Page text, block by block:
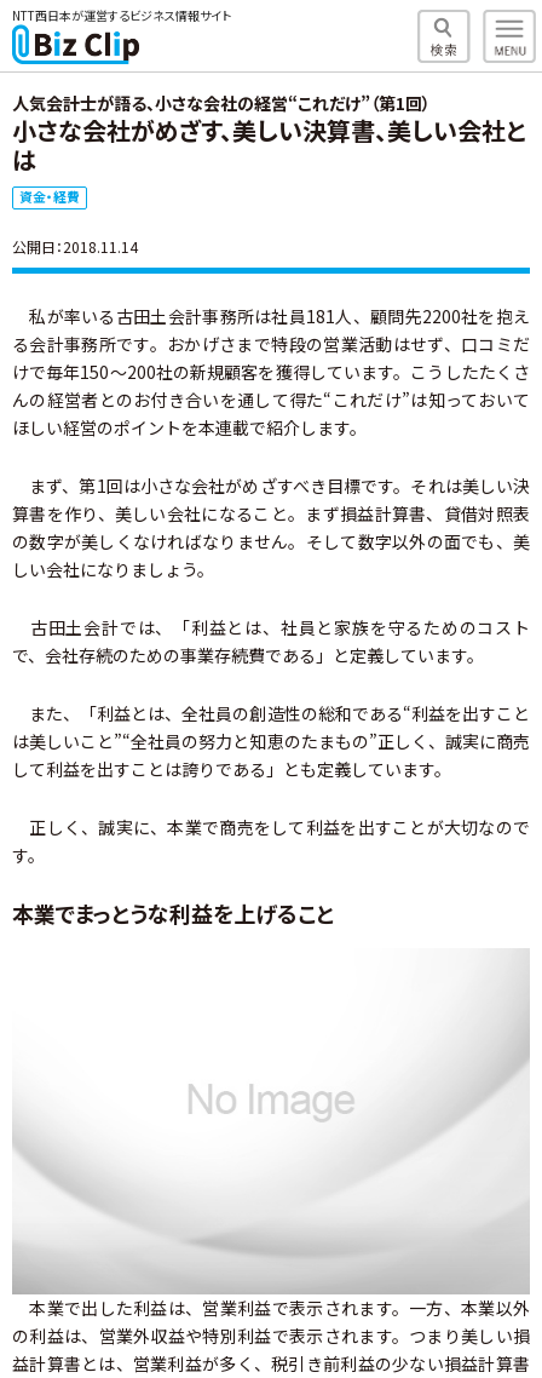
NTT西日本が運営するビジネス情報サイト
人気会計士が語る、小さな会社の経営“これだけ”（第1回）
小さな会社がめざす、美しい決算書、美しい会社と
は
資金・経費
公開日：2018.11.14
私が率いる古田土会計事務所は社員181人、顧問先2200社を抱え
る会計事務所です。おかげさまで特段の営業活動はせず、口コミだ
けで毎年150～200社の新規顧客を獲得しています。こうしたたくさ
んの経営者とのお付き合いを通して得た“これだけ”は知っておいて
ほしい経営のポイントを本連載で紹介します。
まず、第1回は小さな会社がめざすべき目標です。それは美しい決
算書を作り、美しい会社になること。まず損益計算書、貸借対照表
の数字が美しくなければなりません。そして数字以外の面でも、美
しい会社になりましょう。
古田土会計では、「利益とは、社員と家族を守るためのコスト
で、会社存続のための事業存続費である」と定義しています。
また、「利益とは、全社員の創造性の総和である“利益を出すこと
は美しいこと”“全社員の努力と知恵のたまもの”正しく、誠実に商売
して利益を出すことは誇りである」とも定義しています。
正しく、誠実に、本業で商売をして利益を出すことが大切なので
す。
本業でまっとうな利益を上げること
本業で出した利益は、営業利益で表示されます。一方、本業以外
の利益は、営業外収益や特別利益で表示されます。つまり美しい損
益計算書とは、営業利益が多く、税引き前利益の少ない損益計算書